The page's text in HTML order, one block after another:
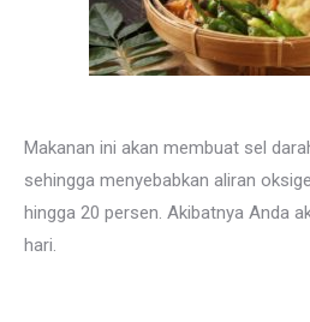
Makanan ini akan membuat sel
sehingga menyebabkan aliran
hingga 20 persen. Akibatnya Anda
hari.